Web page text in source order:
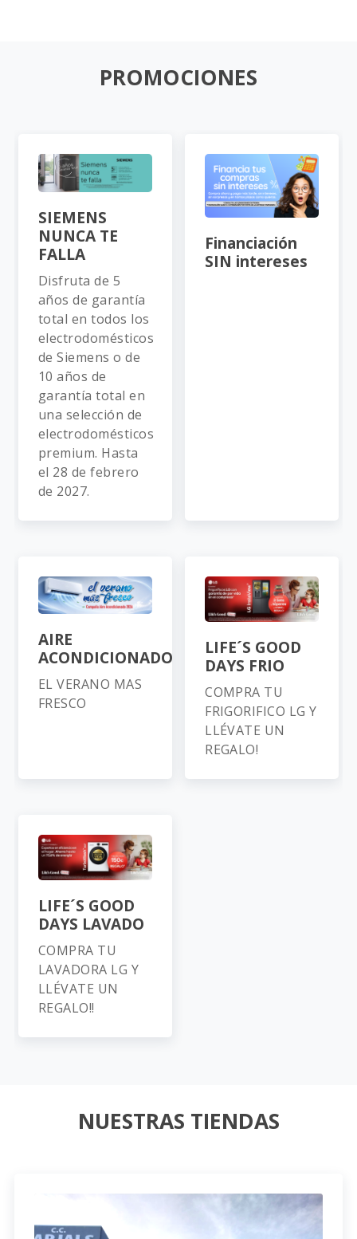
PROMOCIONES
SIEMENS
NUNCA TE
FALLA
Disfruta de 5
años de garantía
total en todos los
electrodomésticos
de Siemens o de
10 años de
garantía total en
una selección de
electrodomésticos
premium. Hasta
el 28 de febrero
de 2027.
Financiación
SIN intereses
AIRE
ACONDICIONADO
EL VERANO MAS
FRESCO
LIFE´S GOOD
DAYS FRIO
COMPRA TU
FRIGORIFICO LG Y
LLÉVATE UN
REGALO!
LIFE´S GOOD
DAYS LAVADO
COMPRA TU
LAVADORA LG Y
LLÉVATE UN
REGALO!!
NUESTRAS TIENDAS